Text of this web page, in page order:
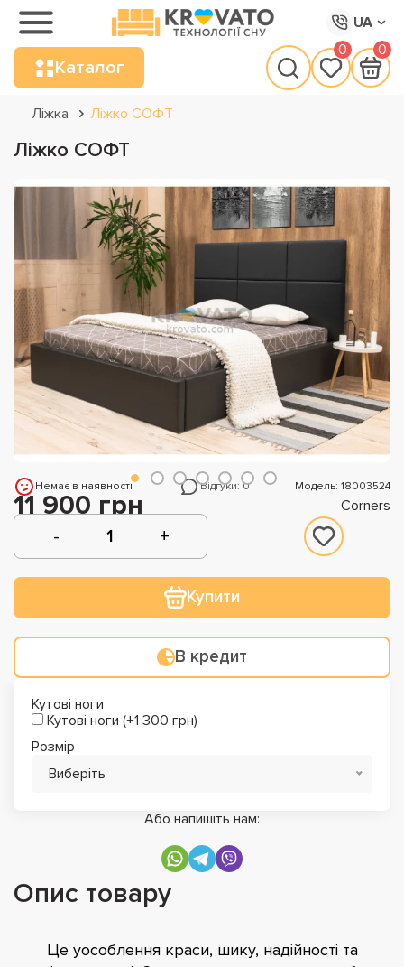
UA
Каталог
0 0
Ліжка Ліжко СОФТ
Ліжко СОФТ
Немає в наявності Відгуки: 0 Модель: 18003524
11 900 грн Corners
Купити
В кредит
Кутові ноги
Кутові ноги (+1 300 грн)
Розмір
Виберіть
Або напишіть нам:
Опис товару
Це уособлення краси, шику, надійності та